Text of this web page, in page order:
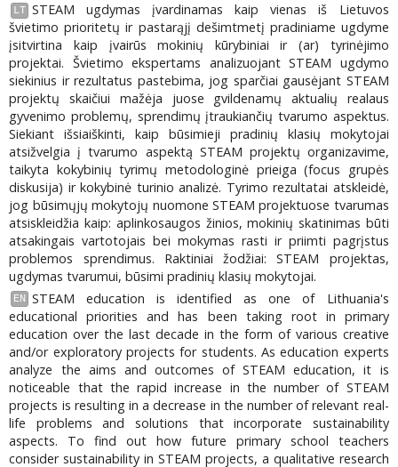
LT STEAM ugdymas įvardinamas kaip vienas iš Lietuvos
švietimo prioritetų ir pastarąjį dešimtmetį pradiniame ugdyme
įsitvirtina kaip įvairūs mokinių kūrybiniai ir (ar) tyrinėjimo
projektai. Švietimo ekspertams analizuojant STEAM ugdymo
siekinius ir rezultatus pastebima, jog sparčiai gausėjant STEAM
projektų skaičiui mažėja juose gvildenamų aktualių realaus
gyvenimo problemų, sprendimų įtraukiančių tvarumo aspektus.
Siekiant išsiaiškinti, kaip būsimieji pradinių klasių mokytojai
atsižvelgia į tvarumo aspektą STEAM projektų organizavime,
taikyta kokybinių tyrimų metodologinė prieiga (focus grupės
diskusija) ir kokybinė turinio analizė. Tyrimo rezultatai atskleidė,
jog būsimųjų mokytojų nuomone STEAM projektuose tvarumas
atsiskleidžia kaip: aplinkosaugos žinios, mokinių skatinimas būti
atsakingais vartotojais bei mokymas rasti ir priimti pagrįstus
problemos sprendimus. Raktiniai žodžiai: STEAM projektas,
ugdymas tvarumui, būsimi pradinių klasių mokytojai.
EN
STEAM education is identified as one of Lithuania's
educational priorities and has been taking root in primary
education over the last decade in the form of various creative
and/or exploratory projects for students. As education experts
analyze the aims and outcomes of STEAM education, it is
noticeable that the rapid increase in the number of STEAM
projects is resulting in a decrease in the number of relevant real-
life problems and solutions that incorporate sustainability
aspects. To find out how future primary school teachers
consider sustainability in STEAM projects, a qualitative research